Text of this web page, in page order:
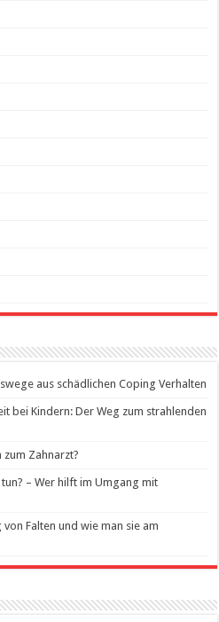
aus schädlichen Coping Verhalten
bei Kindern: Der Weg zum strahlenden
Zahnarzt?
– Wer hilft im Umgang mit
von Falten und wie man sie am